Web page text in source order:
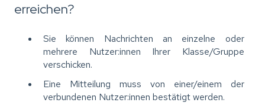
erreichen?
Sie können Nachrichten an einzelne oder
mehrere Nutzer:innen Ihrer Klasse/Gruppe
verschicken.
Eine Mitteilung muss von einer/einem der
verbundenen Nutzer:innen bestätigt werden.